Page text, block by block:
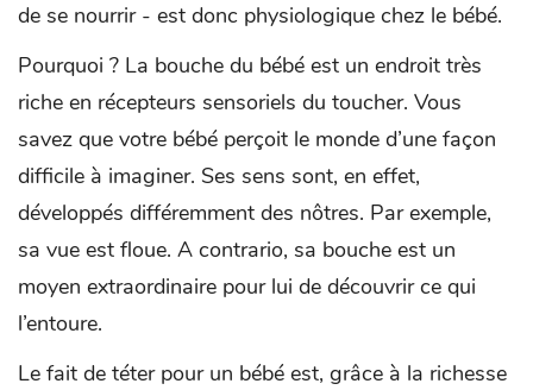
de se nourrir - est donc physiologique chez le bébé.
Pourquoi ? La bouche du bébé est un endroit très
riche en récepteurs sensoriels du toucher. Vous
savez que votre bébé perçoit le monde d’une façon
difficile à imaginer. Ses sens sont, en effet,
développés différemment des nôtres. Par exemple,
sa vue est floue. A contrario, sa bouche est un
moyen extraordinaire pour lui de découvrir ce qui
l’entoure.
Le fait de téter pour un bébé est, grâce à la richesse